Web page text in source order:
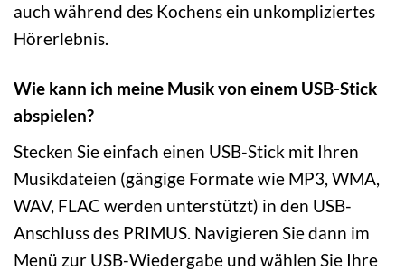
auch während des Kochens ein unkompliziertes
Hörerlebnis.
Wie kann ich meine Musik von einem USB-Stick
abspielen?
Stecken Sie einfach einen USB-Stick mit Ihren
Musikdateien (gängige Formate wie MP3, WMA,
WAV, FLAC werden unterstützt) in den USB-
Anschluss des PRIMUS. Navigieren Sie dann im
Menü zur USB-Wiedergabe und wählen Sie Ihre